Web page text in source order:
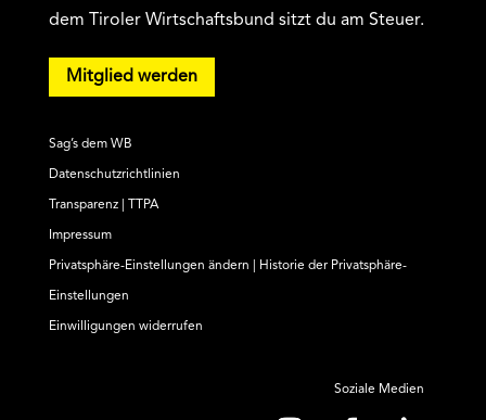
dem Tiroler Wirtschaftsbund sitzt du am Steuer.
Mitglied werden
Sag’s dem WB
Datenschutzrichtlinien
Transparenz | TTPA
Impressum
Privatsphäre-Einstellungen ändern Historie der Privatsphäre-
Einstellungen
Einwilligungen widerrufen
Soziale Medien